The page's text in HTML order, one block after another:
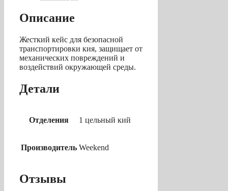
(серебристый)
1700мм
Описание
Жесткий кейс для безопасной
транспортировки кия, защищает от
механических повреждений и
воздействий окружающей среды.
Детали
Отделения 1 цельный кий
Производитель Weekend
Отзывы